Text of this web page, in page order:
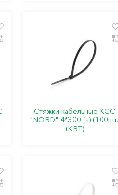
Стяжки кабельные КСС
"NORD" 4*300 (ч)
(КВТ)